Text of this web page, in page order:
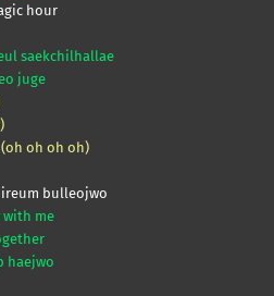
hour
saekchilhallae
juge
(oh oh oh oh)
ireum bulleojwo
with me
haejwo